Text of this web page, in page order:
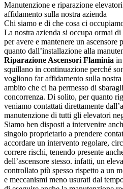
Manutenzione e riparazione
affidamento sulla nostra azienda
Chi siamo e di che cosa ci
La nostra azienda si occupa ormai
per avere e mantenere un
quanto dall’installazione alla
Riparazione Ascensori Flaminia in
squillano in continuazione perché
vogliono far affidamento sulla
ambito che ci ha permesso di
concorrenza. Di solito, per quanto
veniamo contattati direttamente
manutenzione di tutti gli elevatori
Siamo ben disposti a intervenire
singolo proprietario a prendere
accordare un intervento regolare,
correre rischi, tenendo presente
dell’ascensore stesso. infatti, un
controllato più spesso rispetto a un
e meccanismi meno usurati dal